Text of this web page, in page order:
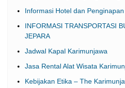
Informasi Hotel dan
INFORMASI TRANSPORTASI
JEPARA
Jadwal Kapal Karimunjawa
Jasa Rental Alat Wisata
Kebijakan Etika – The